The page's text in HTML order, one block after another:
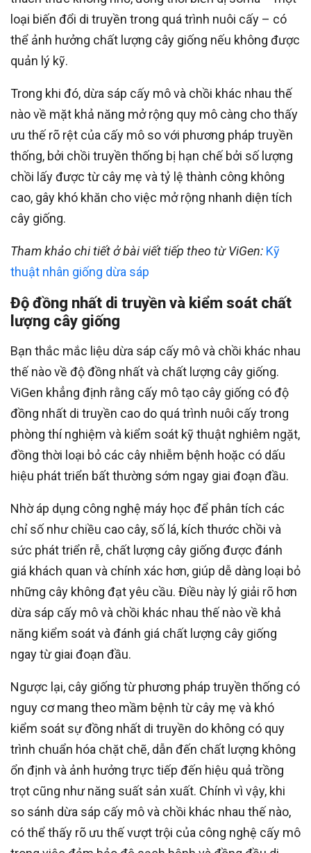
loại biến đổi di truyền trong quá trình nuôi cấy – có
thể ảnh hưởng chất lượng cây giống nếu không được
quản lý kỹ.
Trong khi đó, dừa sáp cấy mô và chồi khác nhau thế
nào về mặt khả năng mở rộng quy mô càng cho thấy
ưu thế rõ rệt của cấy mô so với phương pháp truyền
thống, bởi chồi truyền thống bị hạn chế bởi số lượng
chồi lấy được từ cây mẹ và tỷ lệ thành công không
cao, gây khó khăn cho việc mở rộng nhanh diện tích
cây giống.
Tham khảo chi tiết ở bài viết tiếp theo từ ViGen: Kỹ
thuật nhân giống dừa sáp
Độ đồng nhất di truyền và kiểm soát chất
lượng cây giống
Bạn thắc mắc liệu dừa sáp cấy mô và chồi khác nhau
thế nào về độ đồng nhất và chất lượng cây giống.
ViGen khẳng định rằng cấy mô tạo cây giống có độ
đồng nhất di truyền cao do quá trình nuôi cấy trong
phòng thí nghiệm và kiểm soát kỹ thuật nghiêm ngặt,
đồng thời loại bỏ các cây nhiễm bệnh hoặc có dấu
hiệu phát triển bất thường sớm ngay giai đoạn đầu.
Nhờ áp dụng công nghệ máy học để phân tích các
chỉ số như chiều cao cây, số lá, kích thước chồi và
sức phát triển rễ, chất lượng cây giống được đánh
giá khách quan và chính xác hơn, giúp dễ dàng loại bỏ
những cây không đạt yêu cầu. Điều này lý giải rõ hơn
dừa sáp cấy mô và chồi khác nhau thế nào về khả
năng kiểm soát và đánh giá chất lượng cây giống
ngay từ giai đoạn đầu.
Ngược lại, cây giống từ phương pháp truyền thống có
nguy cơ mang theo mầm bệnh từ cây mẹ và khó
kiểm soát sự đồng nhất di truyền do không có quy
trình chuẩn hóa chặt chẽ, dẫn đến chất lượng không
ổn định và ảnh hưởng trực tiếp đến hiệu quả trồng
trọt cũng như năng suất sản xuất. Chính vì vậy, khi
so sánh dừa sáp cấy mô và chồi khác nhau thế nào,
có thể thấy rõ ưu thế vượt trội của công nghệ cấy mô